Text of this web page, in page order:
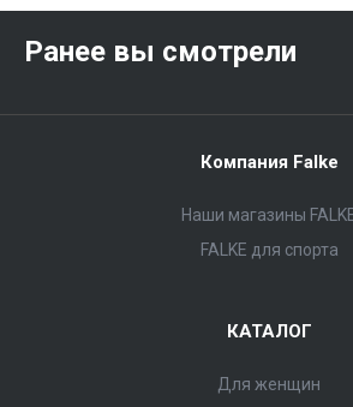
Ранее вы смотрели
Компания Falke
Наши магазины
FALKE для спорта
КАТАЛОГ
Для женщин